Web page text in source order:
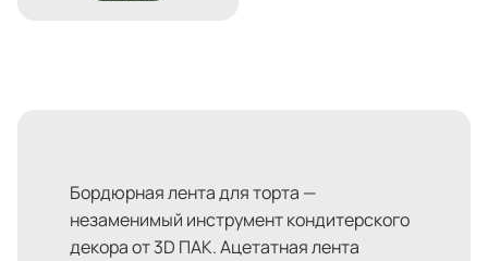
Бордюрная лента для торта —
незаменимый инструмент кондитерского
декора от 3D ПАК. Ацетатная лента